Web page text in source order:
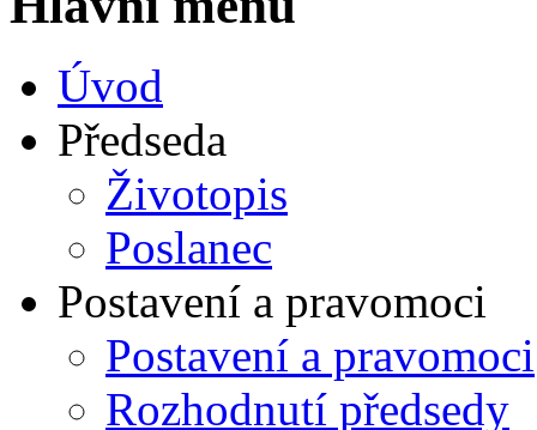
Úvod
Předseda
Životopis
Poslanec
Postavení a pravomoci
Postavení a pravomoci
Rozhodnutí předsedy